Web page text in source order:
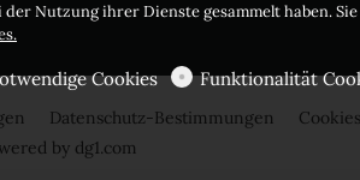
Datenschutz-Bestimmungen
Cookies
by dg1.com
der Nutzung ihrer Dienste gesammelt haben.
Cookies Funktionalität